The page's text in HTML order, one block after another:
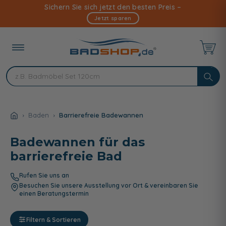
Inhalt
Sichern Sie sich jetzt den besten Preis –
Jetzt sparen
Baden Barrierefreie Badewannen
Badewannen für das
barrierefreie Bad
Rufen Sie uns an
Besuchen Sie unsere Ausstellung vor Ort & vereinbaren Sie
einen Beratungstermin
Filtern & Sortieren